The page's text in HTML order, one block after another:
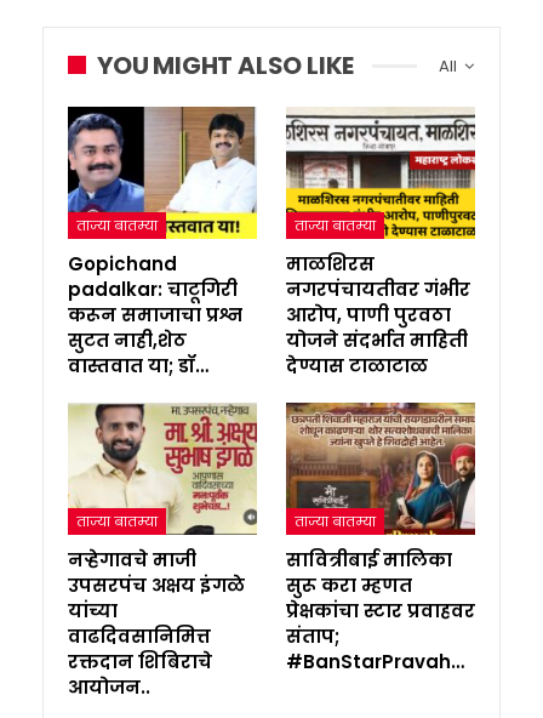
All
YOU MIGHT ALSO LIKE
ताज्या बातम्या
Gopichand
padalkar: चाटूगिरी
करून समाजाचा प्रश्न
सुटत नाही,शेठ
वास्तवात या; डॉ…
ताज्या बातम्या
माळशिरस
नगरपंचायतीवर गंभीर
आरोप, पाणी पुरवठा
योजने संदर्भात माहिती
देण्यास टाळाटाळ
ताज्या बातम्या
नऱ्हेगावचे माजी
उपसरपंच अक्षय इंगळे
यांच्या
वाढदिवसानिमित्त
रक्तदान शिबिराचे
आयोजन..
ताज्या बातम्या
सावित्रीबाई मालिका
सुरू करा म्हणत
प्रेक्षकांचा स्टार प्रवाहवर
संताप;
#BanStarPravah…